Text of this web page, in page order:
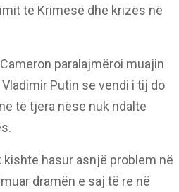
të Krimesë dhe krizës në
paralajmëroi muajin
Putin se vendi i tij do
të tjera nëse nuk ndalte
kishte hasur asnjë problem në
dramën e saj të re në